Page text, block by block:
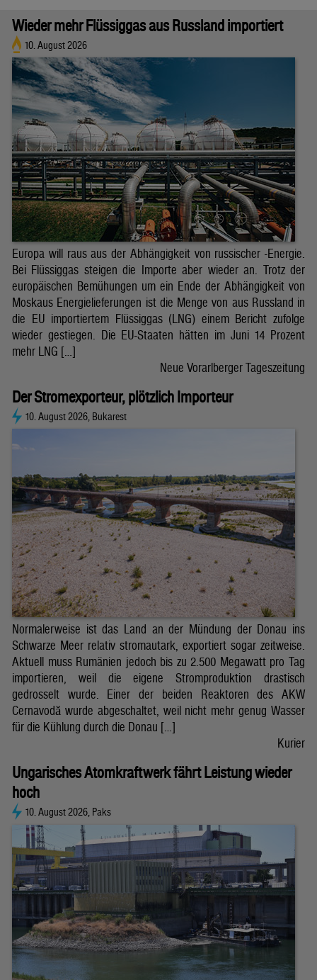
Wieder mehr Flüssiggas aus Russland importiert
10. August 2026
Europa will raus aus der Abhängigkeit von russischer -Energie.
Bei Flüssiggas steigen die Importe aber wieder an. Trotz der
europäischen Bemühungen um ein Ende der Abhängigkeit von
Moskaus Energielieferungen ist die Menge von aus Russland in
die EU importiertem Flüssiggas (LNG) einem Bericht zufolge
wieder gestiegen. Die EU-Staaten hätten im Juni 14 Prozent
mehr LNG […]
Neue Vorarlberger Tageszeitung
Der Stromexporteur, plötzlich Importeur
10. August 2026, Bukarest
Normalerweise ist das Land an der Mündung der Donau ins
Schwarze Meer relativ stromautark, exportiert sogar zeitweise.
Aktuell muss Rumänien jedoch bis zu 2.500 Megawatt pro Tag
importieren, weil die eigene Stromproduktion drastisch
gedrosselt wurde. Einer der beiden Reaktoren des AKW
Cernavodă wurde abgeschaltet, weil nicht mehr genug Wasser
für die Kühlung durch die Donau […]
Kurier
Ungarisches Atomkraftwerk fährt Leistung wieder
hoch
10. August 2026, Paks